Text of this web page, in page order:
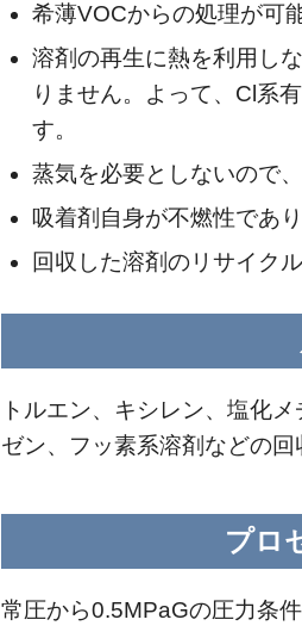
希薄VOCからの処理が可
溶剤の再生に熱を利用し
りません。よって、Cl系
す。
蒸気を必要としないので
吸着剤自身が不燃性であ
回収した溶剤のリサイク
トルエン、キシレン、塩化
ゼン、フッ素系溶剤などの回
プロ
常圧から0.5MPaGの圧力条